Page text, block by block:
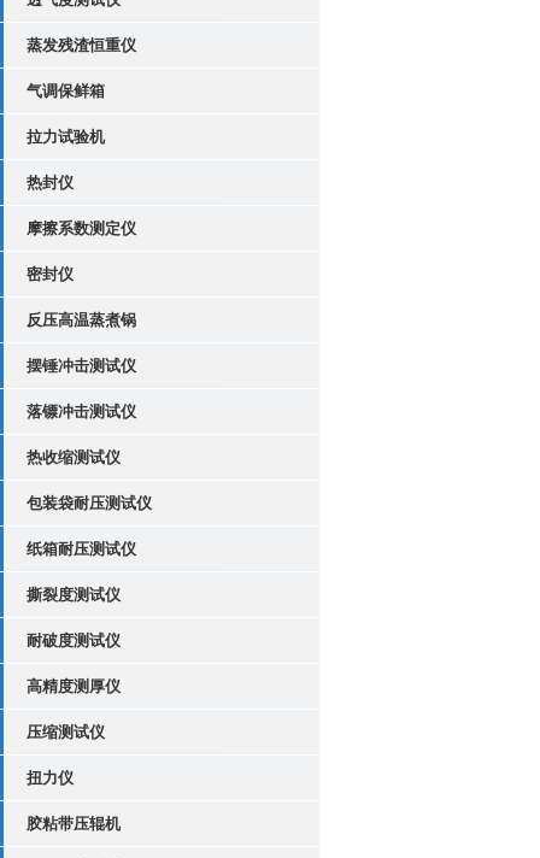
蒸发残渣恒重仪
气调保鲜箱
拉力试验机
热封仪
摩擦系数测定仪
密封仪
反压高温蒸煮锅
摆锤冲击测试仪
落镖冲击测试仪
热收缩测试仪
包装袋耐压测试仪
纸箱耐压测试仪
撕裂度测试仪
耐破度测试仪
高精度测厚仪
压缩测试仪
扭力仪
胶粘带压辊机